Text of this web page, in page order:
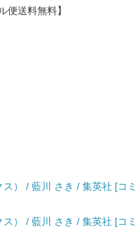
送料無料】
） / 藍川 さき / 集英社 [コミ
） / 藍川 さき / 集英社 [コミ